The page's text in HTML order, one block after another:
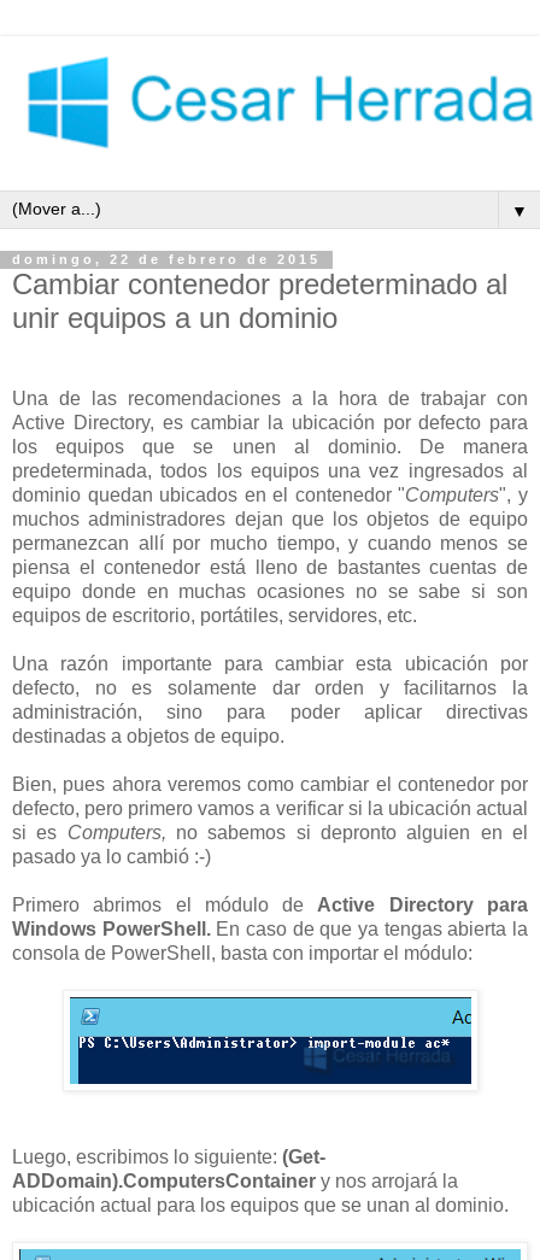
▼
domingo, 22 de febrero de 2015
Cambiar contenedor predeterminado al
unir equipos a un dominio
Una de las recomendaciones a la hora de trabajar con
Active Directory, es cambiar la ubicación por defecto para
los equipos que se unen al dominio. De manera
predeterminada, todos los equipos una vez ingresados al
dominio quedan ubicados en el contenedor "Computers", y
muchos administradores dejan que los objetos de equipo
permanezcan allí por mucho tiempo, y cuando menos se
piensa el contenedor está lleno de bastantes cuentas de
equipo donde en muchas ocasiones no se sabe si son
equipos de escritorio, portátiles, servidores, etc.
Una razón importante para cambiar esta ubicación por
defecto, no es solamente dar orden y facilitarnos la
administración, sino para poder aplicar directivas
destinadas a objetos de equipo.
Bien, pues ahora veremos como cambiar el contenedor por
defecto, pero primero vamos a verificar si la ubicación actual
si es Computers, no sabemos si depronto alguien en el
pasado ya lo cambió :-)
Primero abrimos el módulo de Active Directory para
Windows PowerShell. En caso de que ya tengas abierta la
consola de PowerShell, basta con importar el módulo:
Luego, escribimos lo siguiente: (Get-
ADDomain).ComputersContainer y nos arrojará la
ubicación actual para los equipos que se unan al dominio.